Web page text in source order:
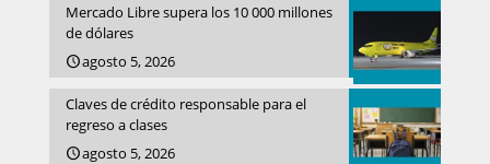
Mercado Libre supera los 10 000 millones
de dólares
agosto 5, 2026
Claves de crédito responsable para el
regreso a clases
agosto 5, 2026